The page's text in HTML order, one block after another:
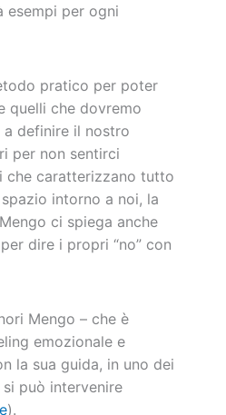
esempi per ogni
pratico per poter
quelli che dovremo
a definire il nostro
per non sentirci
che caratterizzano tutto
intorno a noi, la
ci spiega anche
dire i propri “no” con
Mengo – che è
emozionale e
la sua guida, in uno dei
può intervenire
).